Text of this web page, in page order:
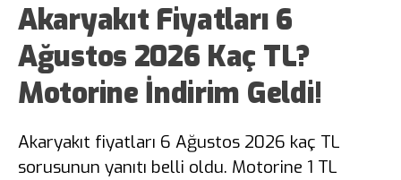
Akaryakıt Fiyatları 6
Ağustos 2026 Kaç TL?
Motorine İndirim Geldi!
Akaryakıt fiyatları 6 Ağustos 2026 kaç TL
sorusunun yanıtı belli oldu. Motorine 1 TL